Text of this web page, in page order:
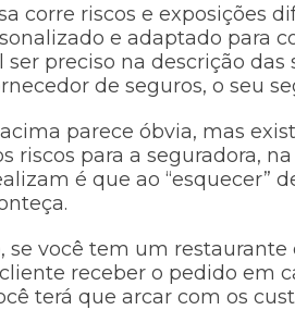
corre riscos e exposições
e adaptado para
preciso na descrição das
de seguros, o seu
parece óbvia, mas
riscos para a seguradora,
é que ao “esquecer”
se você tem um
receber o pedido em
terá que arcar com os